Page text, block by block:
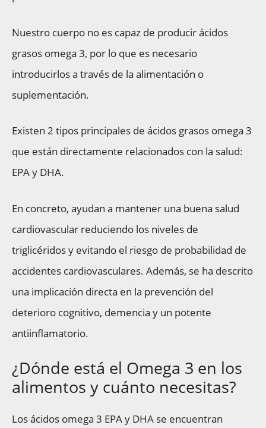
Nuestro cuerpo no es capaz de producir ácidos
grasos omega 3, por lo que es necesario
introducirlos a través de la alimentación o
suplementación.
Existen 2 tipos principales de ácidos grasos omega 3
que están directamente relacionados con la salud:
EPA y DHA.
En concreto, ayudan a mantener una buena salud
cardiovascular reduciendo los niveles de
triglicéridos y evitando el riesgo de probabilidad de
accidentes cardiovasculares. Además, se ha descrito
una implicación directa en la prevención del
deterioro cognitivo, demencia y un potente
antiinflamatorio.
¿Dónde está el Omega 3 en los
alimentos y cuánto necesitas?
Los ácidos omega 3 EPA y DHA se encuentran